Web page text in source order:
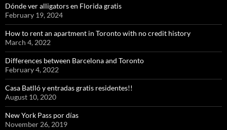
Dónde ver alligators en Florida gratis
February 19, 2024
How to rent an apartment in Toronto with no credit history
March 4, 2022
Differences between Barcelona and Toronto
February 4, 2022
Casa Batlló y entradas gratis residentes!!
August 10, 2020
New York Pass por días
November 26, 2019